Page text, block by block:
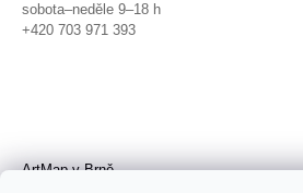
sobota–neděle 9–18 h
+420 703 971 393
ArtMap v Brně